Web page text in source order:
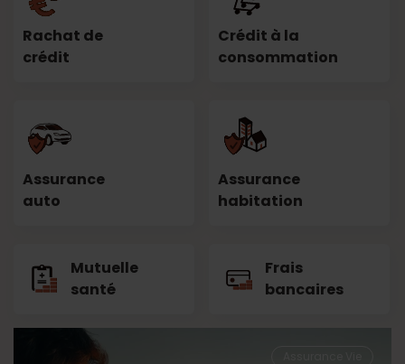
Rachat de
crédit
Crédit à la
consommation
Assurance
auto
Assurance
habitation
Mutuelle
santé
Frais
bancaires